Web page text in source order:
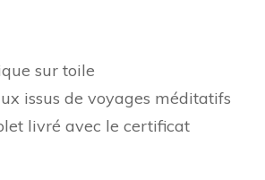
sur toile
issus de voyages méditatifs
livré avec le certificat